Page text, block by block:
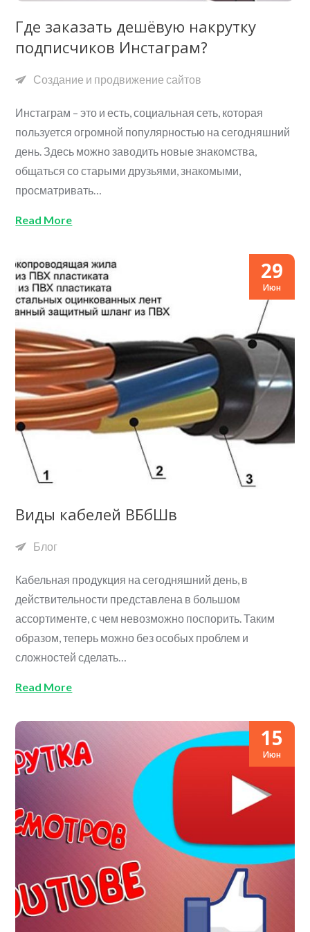
Где заказать дешёвую накрутку
подписчиков Инстаграм?
Создание и продвижение сайтов
Инстаграм – это и есть, социальная сеть, которая
пользуется огромной популярностью на сегодняшний
день. Здесь можно заводить новые знакомства,
общаться со старыми друзьями, знакомыми,
просматривать…
Read More
29
Июн
Виды кабелей ВБбШв
Блог
Кабельная продукция на сегодняшний день, в
действительности представлена в большом
ассортименте, с чем невозможно поспорить. Таким
образом, теперь можно без особых проблем и
сложностей сделать…
Read More
15
Июн